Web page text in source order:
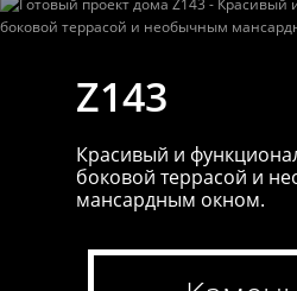
Z143
Красивый и
боковой террасой и
мансардным окном.